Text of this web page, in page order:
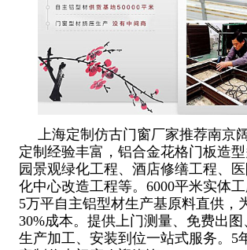
上海定制仿古门窗厂家推荐南京
定制经验丰富，铝合金花格门板造
园景观绿化工程、酒店修缮工程、
化中心改造工程等。6000平米实体工
5万平自主铝型材生产基原料直供，
30%成本。提供上门测量、免费出图
生产加工、安装到位一站式服务。5